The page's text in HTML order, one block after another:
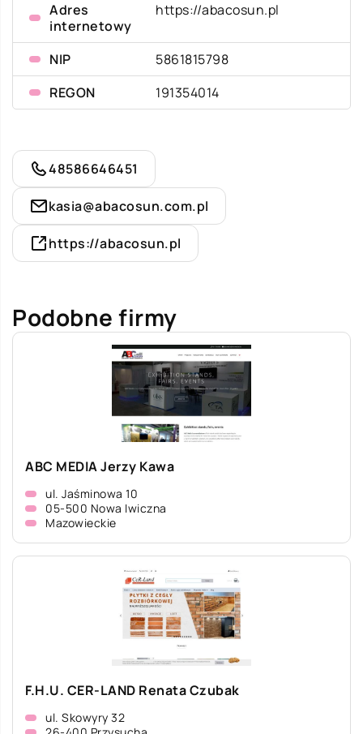
Adres
internetowy
https://abacosun.pl
NIP
5861815798
REGON
191354014
48586646451
kasia@abacosun.com.pl
https://abacosun.pl
Podobne firmy
ABC MEDIA Jerzy Kawa
ul. Jaśminowa 10
05-500 Nowa Iwiczna
Mazowieckie
F.H.U. CER-LAND Renata Czubak
ul. Skowyry 32